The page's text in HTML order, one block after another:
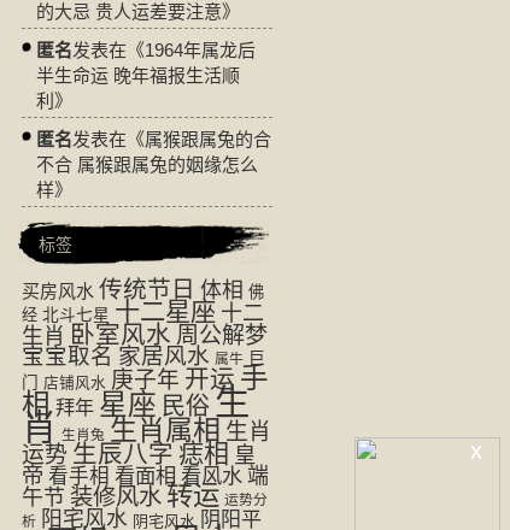
的大忌 贵人运差要注意》
匿名发表在《1964年属龙后
半生命运 晚年福报生活顺
利 》
匿名发表在《属猴跟属兔的合
不合 属猴跟属兔的姻缘怎么
样》
标签
买房风水 传统节日 体相 佛
经 北斗七星 十二星座 十二
生肖 卧室风水 周公解梦
宝宝取名 家居风水 属牛 巨
门
店铺风水 庚子年 开运 手
相 拜年 星座 民俗生
肖 生肖兔 生肖属相 生肖
运势 生辰八字 痣相 皇
帝 看手相 看面相 看风水 端
午节 装修风水转运 运势分
析 阳宅风水 阴宅风水 阴阳平
x